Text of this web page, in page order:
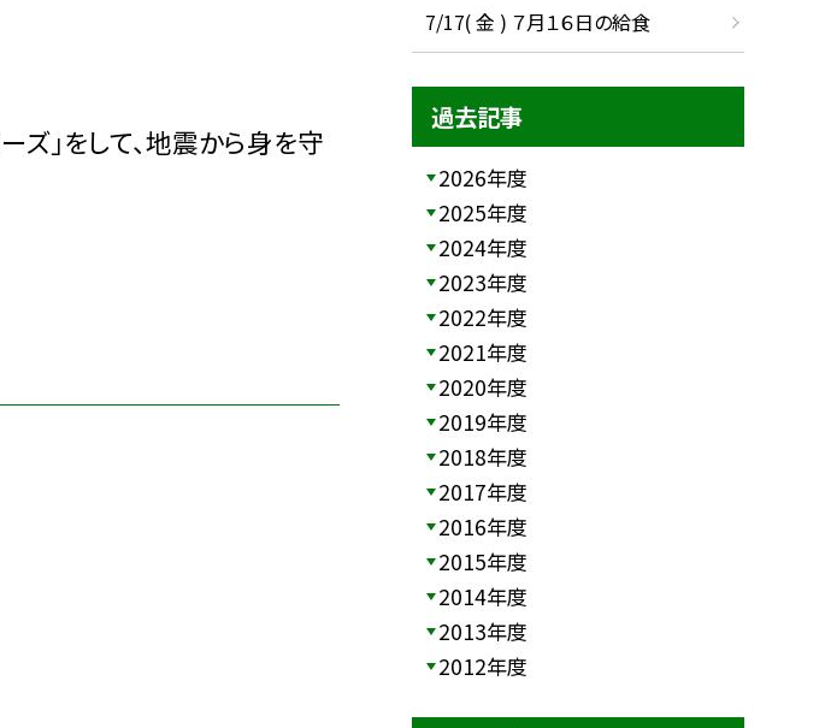
ズ」をして、地震から身を守
7/17( 金 ) ７月１６日の給食
過去記事
2026年度
2025年度
2024年度
2023年度
2022年度
2021年度
2020年度
2019年度
2018年度
2017年度
2016年度
2015年度
2014年度
2013年度
2012年度